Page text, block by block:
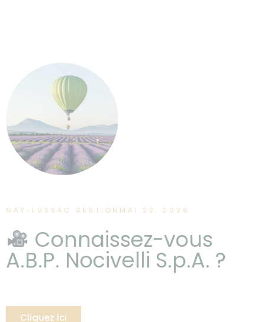
GAY-LUSSAC GESTION MAI 22, 2026
Connaissez-vous
A.B.P. Nocivelli S.p.A. ?
Cliquez ici